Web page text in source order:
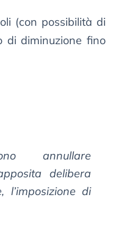
(con possibilità di
di diminuzione fino
annullare
delibera
l’imposizione di